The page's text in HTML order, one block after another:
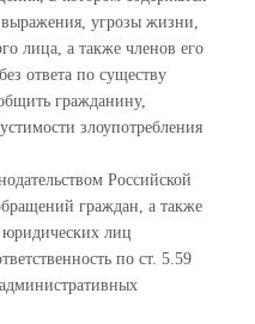
угрозы жизни,
лица, а также членов его
ответа по существу
гражданину,
злоупотребления
Российской
граждан, а также
лиц
по ст. 5.59